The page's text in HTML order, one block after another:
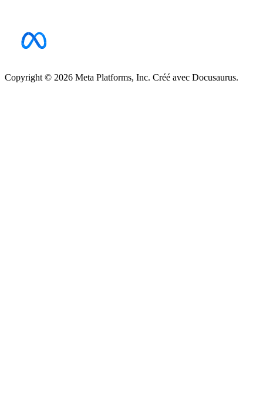
Copyright © 2026 Meta Platforms, Inc. Créé avec Docusaurus.